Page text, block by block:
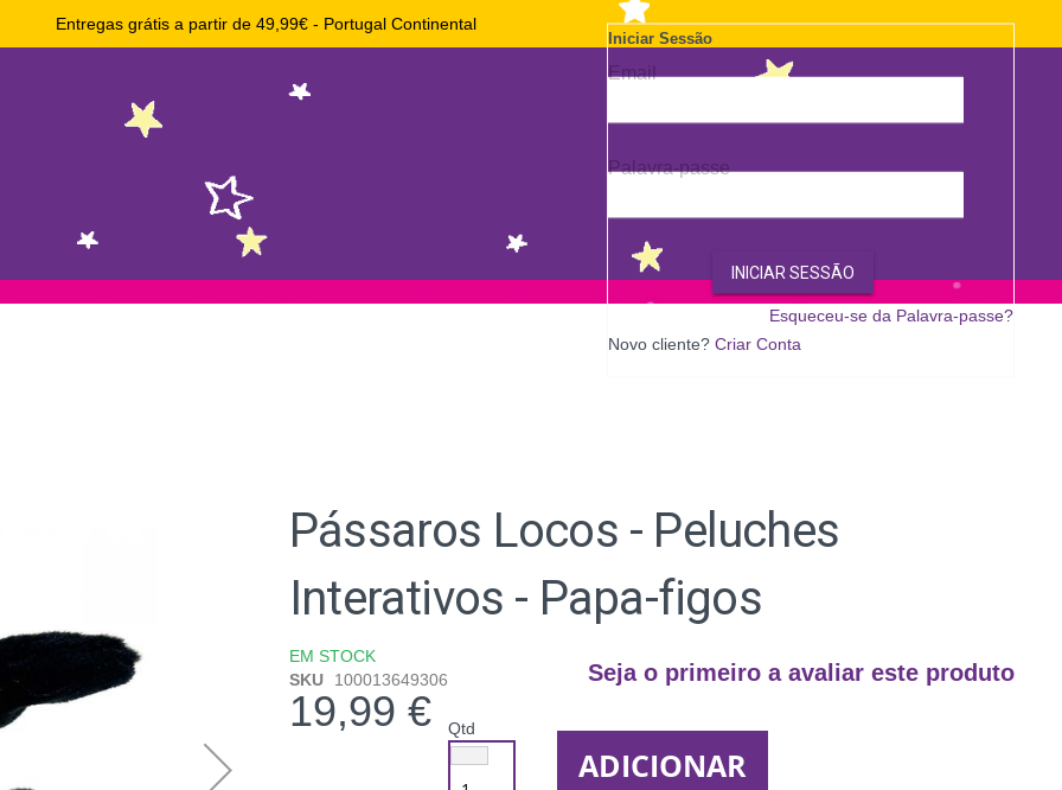
Entregas grátis a partir de 49,99€ - Portugal Continental
Wish
List
Iniciar Sessão
Email
Palavra-passe
INICIAR SESSÃO
Esqueceu-se da Palavra-passe?
Novo cliente? Criar Conta
Pássaros Locos - Peluches
Interativos - Papa-figos
Seja o primeiro a avaliar este produto
EM STOCK
SKU
100013649306
19,99 € Qtd
ADICIONAR